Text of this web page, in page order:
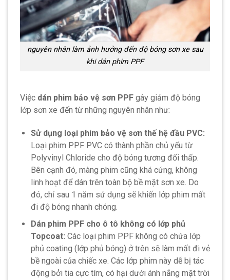
nguyên nhân làm ảnh hưởng đến độ bóng sơn xe sau
khi dán phim PPF
Việc dán phim bảo vệ sơn PPF gây giảm độ bóng
lớp sơn xe đến từ những nguyên nhân như:
Sử dụng loại phim bảo vệ sơn thế hệ đầu PVC:
Loại phim PPF PVC có thành phần chủ yếu từ
Polyvinyl Chloride cho độ bóng tương đối thấp.
Bên cạnh đó, màng phim cũng khá cứng, không
linh hoạt để dán trên toàn bộ bề mặt sơn xe. Do
đó, chỉ sau 1 năm sử dụng sẽ khiến lớp phim mất
đi độ bóng nhanh chóng.
Dán phim PPF cho ô tô không có lớp phủ
Topcoat: Các loại phim PPF không có chứa lớp
phủ coating (lớp phủ bóng) ở trên sẽ làm mất đi vẻ
bề ngoài của chiếc xe. Các lớp phim này dễ bị tác
động bởi tia cực tím, có hại dưới ánh nắng mặt trời